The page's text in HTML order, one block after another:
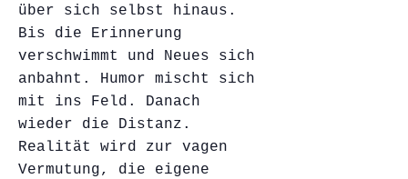
über sich selbst hinaus.
Bis die Erinnerung
verschwimmt und Neues sich
anbahnt. Humor mischt sich
mit ins Feld. Danach
wieder die Distanz.
Realität wird zur vagen
Vermutung, die eigene